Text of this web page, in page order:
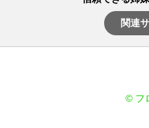
関連
© フ